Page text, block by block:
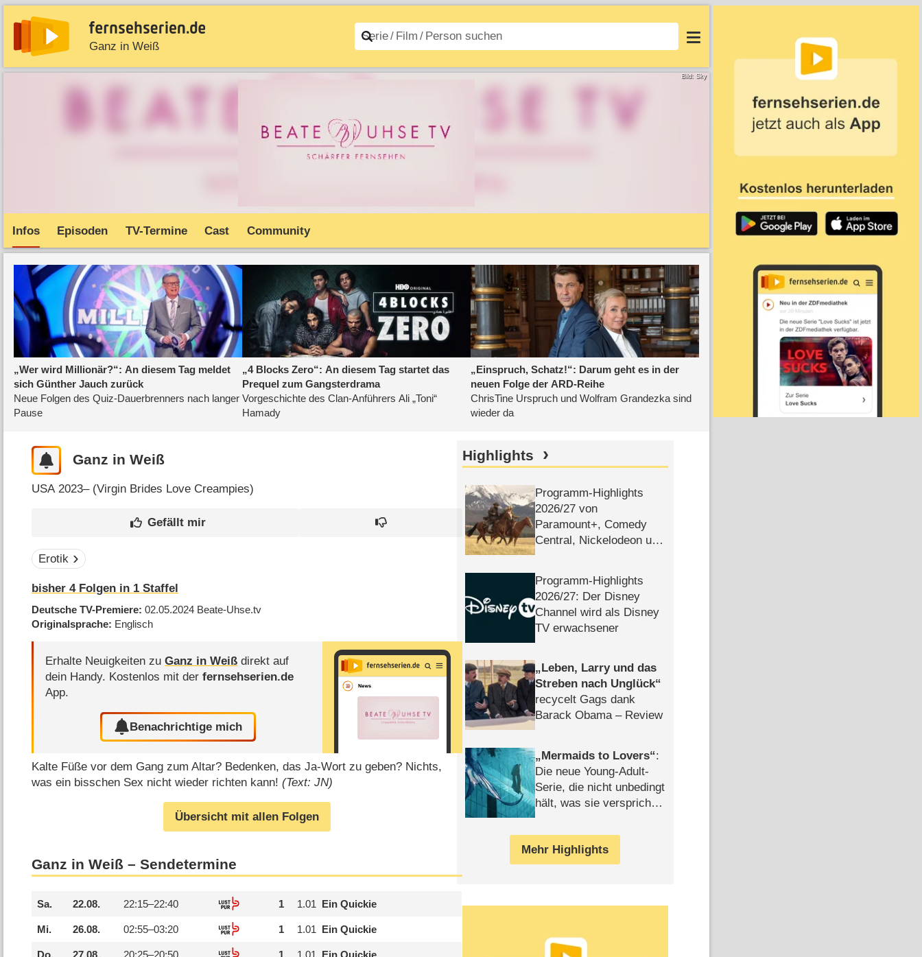
Ganz in Weiß
News Entdecken Streaming Filme A–Z Login
Bild: Sky
Infos Episoden TV-Termine Cast Community
Ganz in Weiß
USA 2023– (Virgin Brides Love Creampies)
Erotik
bisher4Folgen in 1 Staffel
Deutsche TV-Premiere 02.05.2024 Beate-Uhse.tv
Originalsprache Englisch
Erhalte Neuigkeiten zuGanz in Weiß direkt auf
dein Handy. Kostenlos mit derfernsehserien.de
App.
Benachrichtige mich
Kalte Füße vor dem Gang zum Altar? Bedenken, das Ja-Wort zu geben? Nichts,
was ein bisschen Sex nicht wieder richten kann!(Text: JN)
Übersicht mit allen Folgen
Ganz in Weiß – Sendetermine
Sa. 22.08. 22:15–22:40 1 1.01 Ein Quickie
Mi. 26.08. 02:55–03:20 1 1.01 Ein Quickie
Do. 27.08. 20:25–20:50 1 1.01 Ein Quickie
Highlights
Programm-Highlights
2026/​27 von
Paramount+, Comedy
Central, Nickelodeon und
Programm-Highlights
2026/​27: Der Disney
Channel wird als Disney
TV erwachsener
Leben, Larry und das
Streben nach Unglück
recycelt Gags dank
Barack Obama – Review
Mermaids to Lovers :
Die neue Young-Adult-
Serie, die nicht unbedingt
hält, was sie verspricht –
Mehr Highlights